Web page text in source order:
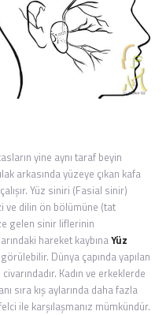
yine aynı taraf beyin
arkasında yüzeye çıkan kafa
Yüz siniri (Fasial sinir)
ve dilin ön bölümüne (tat
gelen sinir liflerinin
hareket kaybınaYüz
Dünya çapında yapılan
Kadın ve erkeklerde
sıra kış aylarında daha fazla
ile karşılaşmanız mümkündür.